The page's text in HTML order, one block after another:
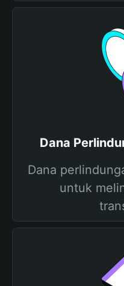
Dana
Dana
untuk